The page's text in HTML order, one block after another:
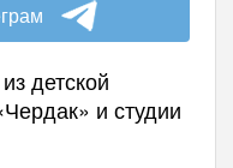
детской
и студии